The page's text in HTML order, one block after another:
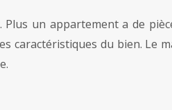
un appartement a de
caractéristiques du bien. Le